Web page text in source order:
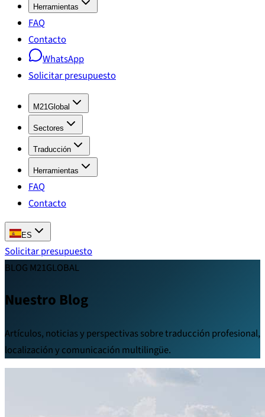
Herramientas
FAQ
Contacto
WhatsApp
Solicitar presupuesto
M21Global
Sectores
Traducción
Herramientas
FAQ
Contacto
ES
Solicitar presupuesto
BLOG M21GLOBAL
Nuestro Blog
Artículos, noticias y perspectivas sobre traducción profesional,
localización y comunicación multilingüe.